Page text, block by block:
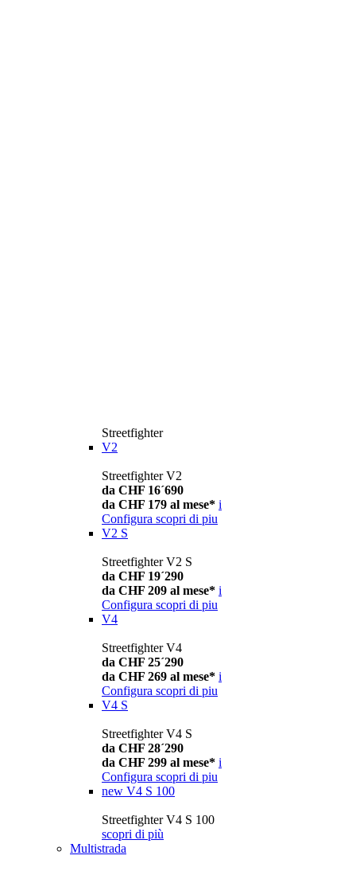
Streetfighter
V2
Streetfighter V2
da CHF 16´690
da CHF 179 al mese* i
Configura scopri di piu
V2 S
Streetfighter V2 S
da CHF 19´290
da CHF 209 al mese* i
Configura scopri di piu
V4
Streetfighter V4
da CHF 25´290
da CHF 269 al mese* i
Configura scopri di piu
V4 S
Streetfighter V4 S
da CHF 28´290
da CHF 299 al mese* i
Configura scopri di piu
new V4 S 100
Streetfighter V4 S 100
scopri di più
Multistrada